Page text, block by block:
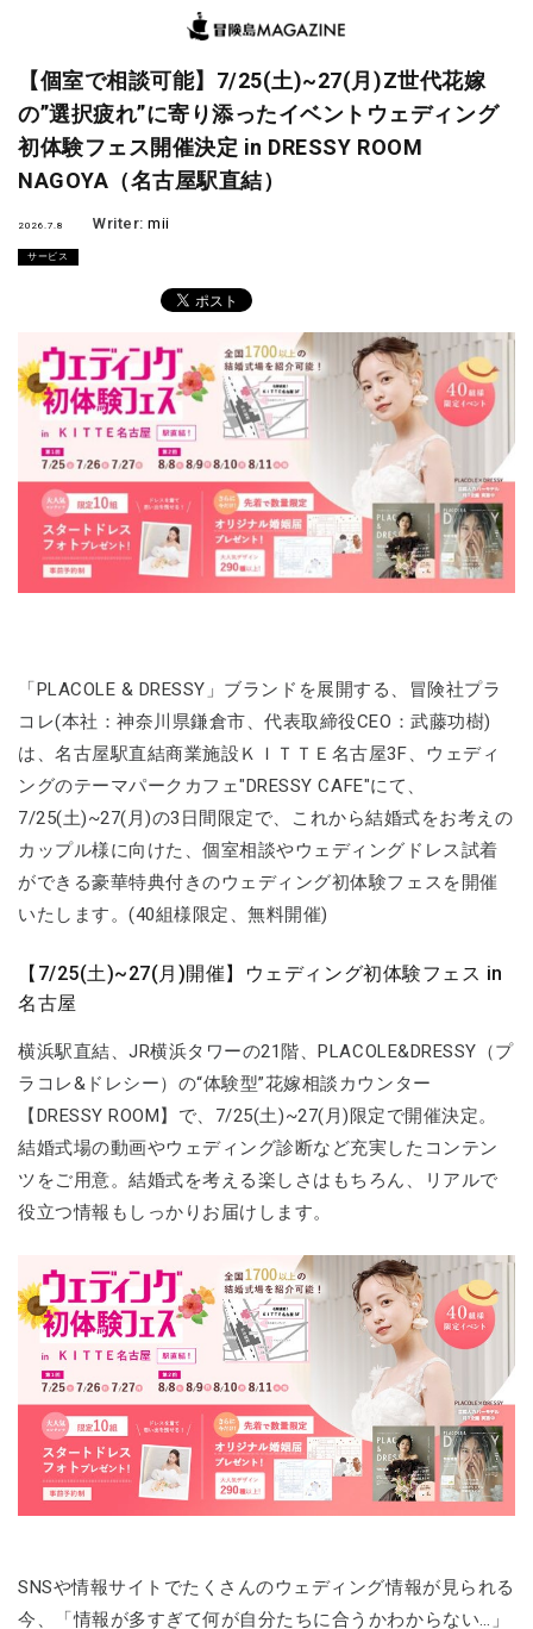
【個室で相談可能】7/25(土)~27(月)Z世代花嫁
の”選択疲れ”に寄り添ったイベントウェディング
初体験フェス開催決定 in DRESSY ROOM
NAGOYA（名古屋駅直結）
2026.7.8 Writer:mii
サービス
「PLACOLE & DRESSY」ブランドを展開する、冒険社プラ
コレ(本社：神奈川県鎌倉市、代表取締役CEO：武藤功樹)
は、名古屋駅直結商業施設ＫＩＴＴＥ名古屋3F、ウェディ
ングのテーマパークカフェ"DRESSY CAFE"にて、
7/25(土)~27(月)の3日間限定で、これから結婚式をお考えの
カップル様に向けた、個室相談やウェディングドレス試着
ができる豪華特典付きのウェディング初体験フェスを開催
いたします。(40組様限定、無料開催)
【7/25(土)~27(月)開催】ウェディング初体験フェス in
名古屋
横浜駅直結、JR横浜タワーの21階、PLACOLE&DRESSY（プ
ラコレ&ドレシー）の“体験型”花嫁相談カウンター
【DRESSY ROOM】で、7/25(土)~27(月)限定で開催決定。
結婚式場の動画やウェディング診断など充実したコンテン
ツをご用意。結婚式を考える楽しさはもちろん、リアルで
役立つ情報もしっかりお届けします。
SNSや情報サイトでたくさんのウェディング情報が見られる
今、「情報が多すぎて何が自分たちに合うかわからない…」